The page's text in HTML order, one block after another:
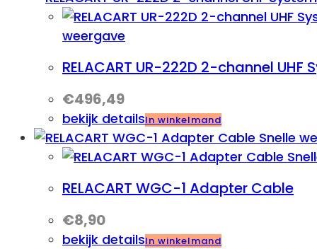
weergave
RELACART UR-222D 2-channel
€496,49
bekijk detailsIn winkelmand
Snelle
RELACART WGC-1 Adapter Cable
€8,90
bekijk detailsIn winkelmand